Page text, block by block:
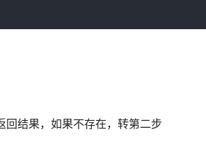
结果，如果不存在，转第二步